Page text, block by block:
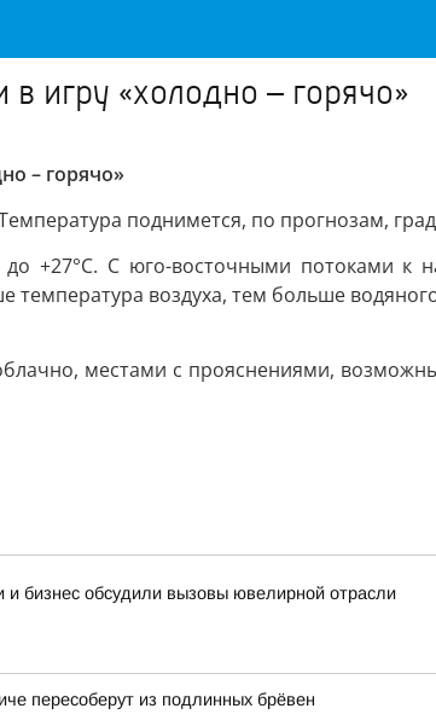
в игру «холодно – горячо»
– горячо»
поднимется, по прогнозам,
+27°С. С юго-восточными потоками к
температура воздуха, тем больше
местами с прояснениями,
и бизнес обсудили вызовы ювелирной отрасли
пересоберут из подлинных брёвен